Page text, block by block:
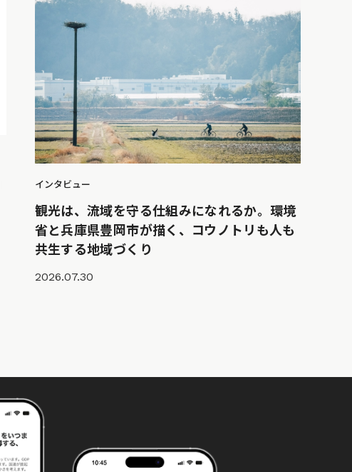
インタビュー
観光は、流域を守る仕組みになれるか。環境
省と兵庫県豊岡市が描く、コウノトリも人も
共生する地域づくり
2026.07.30